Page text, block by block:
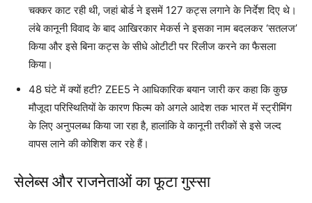
चक्कर काट रही थी, जहां बोर्ड ने इसमें 127 कट्स लगाने के निर्देश दिए थे।
लंबे कानूनी विवाद के बाद आखिरकार मेकर्स ने इसका नाम बदलकर ‘सतलज’
किया और इसे बिना कट्स के सीधे ओटीटी पर रिलीज करने का फैसला
किया।
48 घंटे में क्यों हटी? ZEE5 ने आधिकारिक बयान जारी कर कहा कि कुछ
मौजूदा परिस्थितियों के कारण फिल्म को अगले आदेश तक भारत में स्ट्रीमिंग
के लिए अनुपलब्ध किया जा रहा है, हालांकि वे कानूनी तरीकों से इसे जल्द
वापस लाने की कोशिश कर रहे हैं।
सेलेब्स और राजनेताओं का फूटा गुस्सा